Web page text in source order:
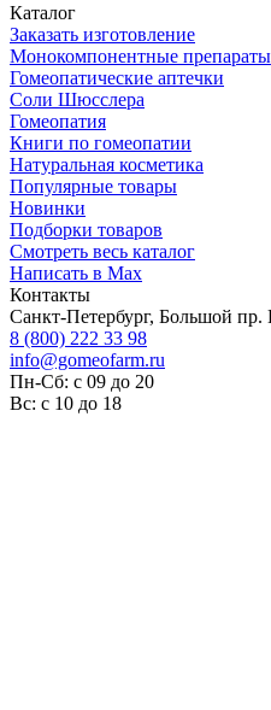
Каталог
Заказать изготовление
Монокомпонентные препараты
Гомеопатические аптечки
Соли Шюсслера
Гомеопатия
Книги по гомеопатии
Натуральная косметика
Популярные товары
Новинки
Подборки товаров
Смотреть весь каталог
Написать в Max
Контакты
Санкт-Петербург, Большой
8 (800) 222 33 98
info@gomeofarm.ru
Пн-Сб: с 09 до 20
Вс: с 10 до 18